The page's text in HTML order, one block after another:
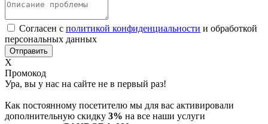
Согласен с политикой конфиденциальности и обработкой
персональных данных
Х
Промокод
Ура, вы у нас на сайте не в первый раз!
Как постоянному посетителю мы для вас активировали
дополнительную скидку 3% на все наши услуги